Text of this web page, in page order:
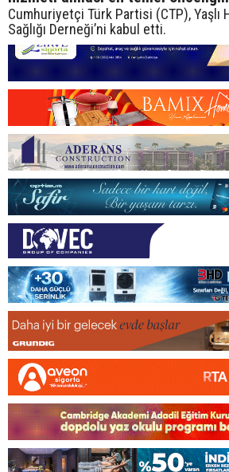
Cumhuriyetçi Türk Partisi (CTP), Yaşlı
Sağlığı Derneği’ni kabul etti.